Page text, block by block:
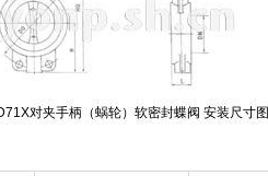
对夹手柄（蜗轮）软密封蝶阀 安装尺寸图